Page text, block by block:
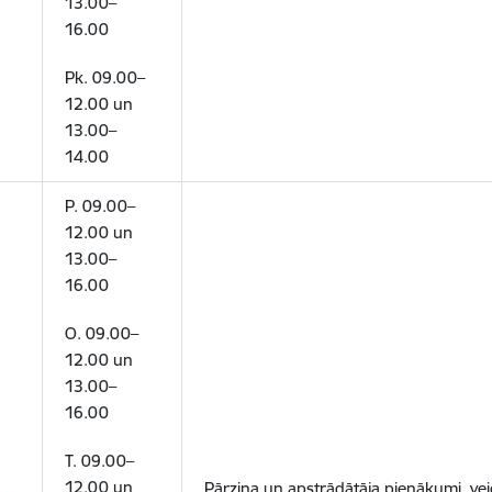
16.00
Pk. 09.00–
12.00 un
13.00–
14.00
P. 09.00–
12.00 un
13.00–
16.00
O. 09.00–
12.00 un
13.00–
16.00
T. 09.00–
12.00 un